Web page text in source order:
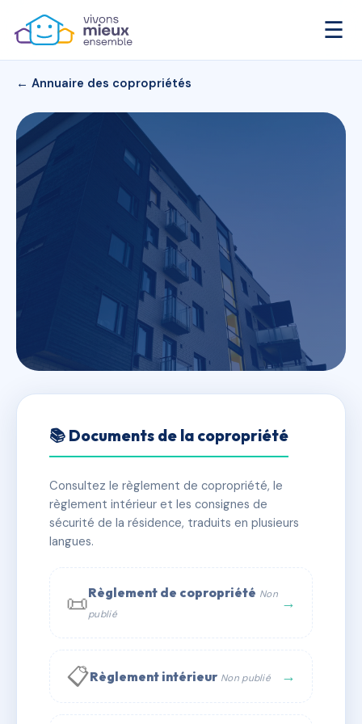
☰
← Annuaire des copropriétés
15 RUE DU PETIT SAINT
JEAN
📍 15 r du petit saint-jean 34000 MONTPELLIER
✓ Immatriculée 🏠 12 lots 🏗 1 bâtiment(s)
📞 Contacter Syndic Digital 💬 WhatsApp
✉ Email
📚 Documents de la copropriété
Consultez le règlement de copropriété, le
règlement intérieur et les consignes de
sécurité de la résidence, traduits en plusieurs
langues.
📜Règlement de copropriété Non
publié
→
📋Règlement intérieur Non publié →